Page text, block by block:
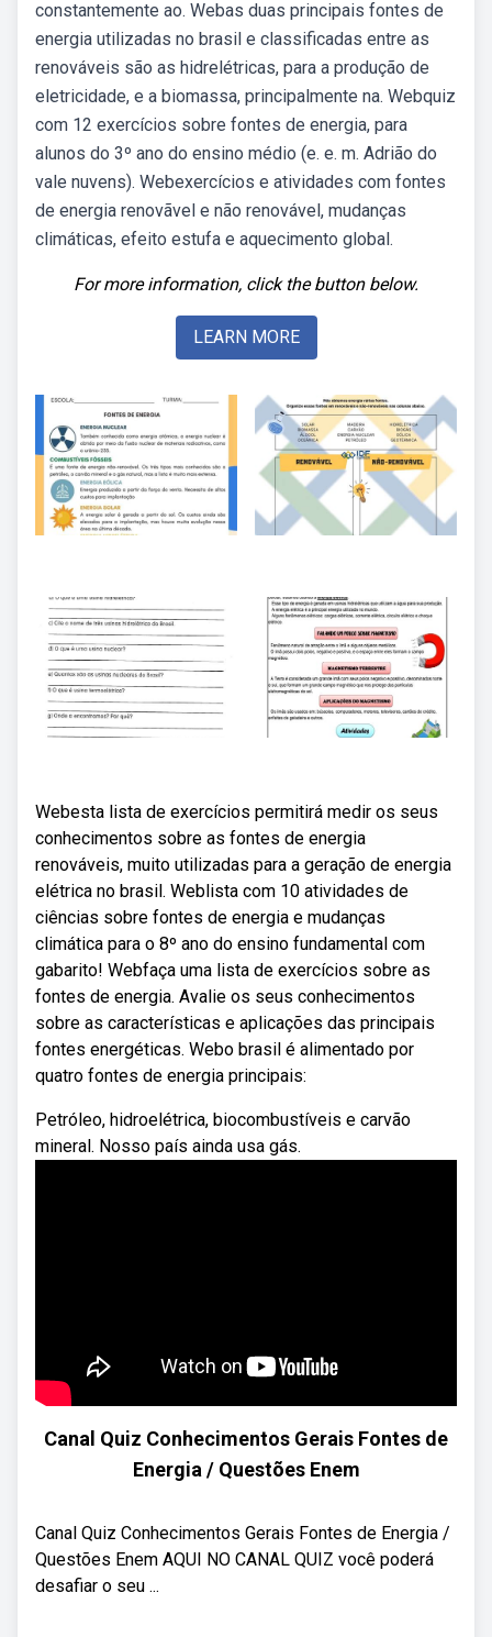
constantemente ao. Webas duas principais fontes de
energia utilizadas no brasil e classificadas entre as
renováveis são as hidrelétricas, para a produção de
eletricidade, e a biomassa, principalmente na. Webquiz
com 12 exercícios sobre fontes de energia, para
alunos do 3º ano do ensino médio (e. e. m. Adrião do
vale nuvens). Webexercícios e atividades com fontes
de energia renovãvel e não renovável, mudanças
climáticas, efeito estufa e aquecimento global.
For more information, click the button below.
LEARN MORE
Webesta lista de exercícios permitirá medir os seus
conhecimentos sobre as fontes de energia
renováveis, muito utilizadas para a geração de energia
elétrica no brasil. Weblista com 10 atividades de
ciências sobre fontes de energia e mudanças
climática para o 8º ano do ensino fundamental com
gabarito! Webfaça uma lista de exercícios sobre as
fontes de energia. Avalie os seus conhecimentos
sobre as características e aplicações das principais
fontes energéticas. Webo brasil é alimentado por
quatro fontes de energia principais:
Petróleo, hidroelétrica, biocombustíveis e carvão
mineral. Nosso país ainda usa gás.
Canal Quiz Conhecimentos Gerais Fontes de
Energia / Questões Enem
Canal Quiz Conhecimentos Gerais Fontes de Energia /
Questões Enem AQUI NO CANAL QUIZ você poderá
desafiar o seu ...